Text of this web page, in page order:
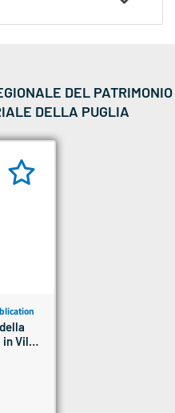
DEL PATRIMONIO
DELLA PUGLIA
in Villa